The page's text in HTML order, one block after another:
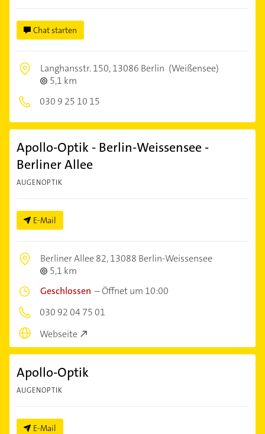
Chat starten
Langhansstr. 150,13086 Berlin (Weißensee)
5,1 km
030 9 25 10 15
Apollo-Optik - Berlin-Weissensee -
Berliner Allee
AUGENOPTIK
E-Mail
Berliner Allee 82,13088 Berlin-Weissensee
5,1 km
Geschlossen –Öffnet um 10:00
030 92 04 75 01
Webseite
Apollo-Optik
AUGENOPTIK
E-Mail